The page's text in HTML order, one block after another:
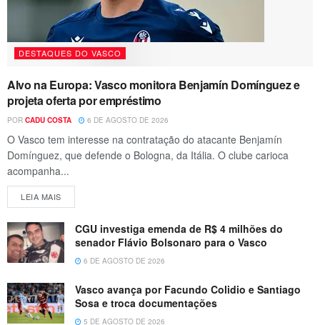
DESTAQUES DO VASCO
Alvo na Europa: Vasco monitora Benjamín Domínguez e
projeta oferta por empréstimo
POR CADU COSTA 6 DE AGOSTO DE 2026
O Vasco tem interesse na contratação do atacante Benjamín
Domínguez, que defende o Bologna, da Itália. O clube carioca
acompanha...
LEIA MAIS
CGU investiga emenda de R$ 4 milhões do
senador Flávio Bolsonaro para o Vasco
6 DE AGOSTO DE 2026
Vasco avança por Facundo Colidio e Santiago
Sosa e troca documentações
5 DE AGOSTO DE 2026